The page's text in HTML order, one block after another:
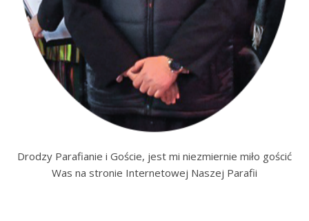
Drodzy Parafianie i Goście, jest mi niezmiernie miło gościć
Was na stronie Internetowej Naszej Parafii